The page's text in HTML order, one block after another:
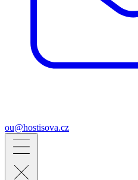
ou@hostisova.cz